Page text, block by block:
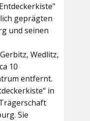
geprägten
und seinen
Wedlitz,
10
entfernt.
in
Sie